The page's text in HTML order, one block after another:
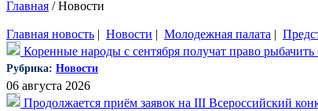
Главная /Новости
Главная новость | Новости | Молодежная палата |
Коренные народы с сентября получат право
Рубрика: Новости
06 августа 2026
Продолжается приём заявок на III Всероссийский